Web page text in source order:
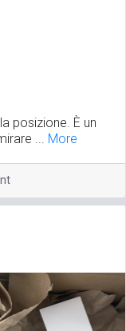
posizione. È un
... More